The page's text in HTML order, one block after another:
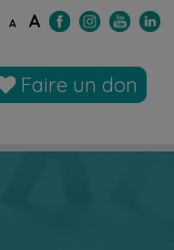
A A
Faire un don